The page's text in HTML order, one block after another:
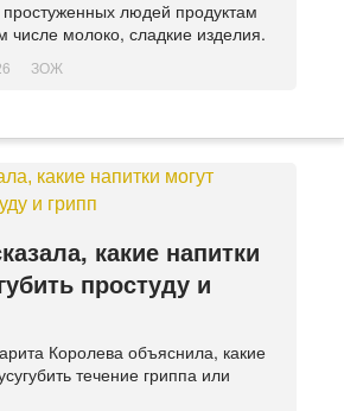
людей продуктам
числе молоко, сладкие изделия.
ЗОЖ
какие напитки
простуду и
Королева объяснила, какие
течение гриппа или